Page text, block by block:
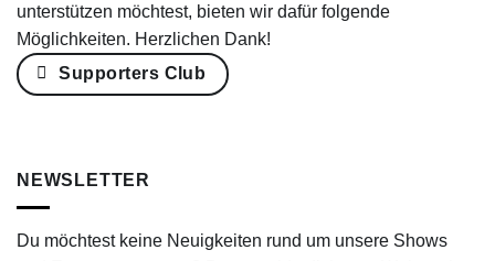
unterstützen möchtest, bieten wir dafür folgende
Möglichkeiten. Herzlichen Dank!
Supporters Club
NEWSLETTER
Du möchtest keine Neuigkeiten rund um unsere Shows